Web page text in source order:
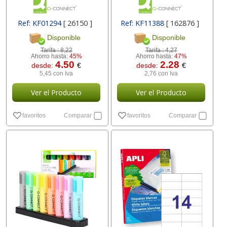
Ref: KF01294[ 26150 ]
Disponible
Tarifa :8,22
Ahorro hasta: 45%
desde:4.50€
5,45 con Iva
Ver el Producto
favoritos Comparar
Ref: KF11388 [ 162876 ]
Disponible
Tarifa :4,27
Ahorro hasta: 47%
desde:2.28€
2,76 con Iva
Ver el Producto
favoritos Comparar